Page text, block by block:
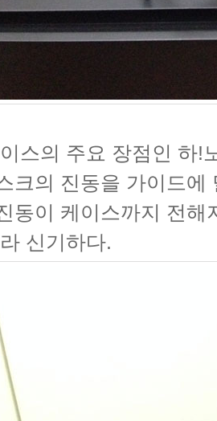
스의 주요 장점인 하!
크의 진동을 가이드
동이 케이스까지 전
신기하다.